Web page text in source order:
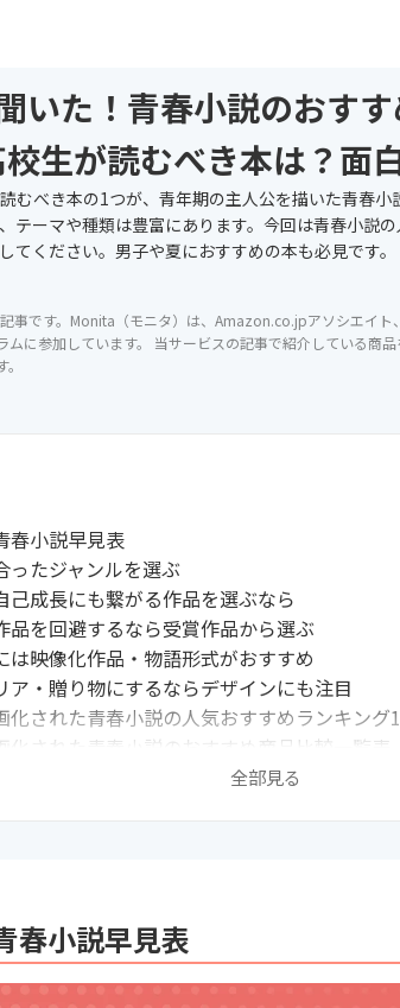
いた！青春小説のおす
生が読むべき本は？面白
むべき本の1つが、青年期の主人公を描いた青春
テーマや種類は豊富にあります。今回は青春小説
てください。男子や夏におすすめの本も必見です。
事です。Monita（モニタ）は、Amazon.co.jpアソシエイト
ムに参加しています。 当サービスの記事で紹介している商
春小説早見表
ったジャンルを選ぶ
己成長にも繋がる作品を選ぶなら
品を回避するなら受賞作品から選ぶ
は映像化作品・物語形式がおすすめ
ア・贈り物にするならデザインにも注目
化された青春小説の人気おすすめランキング
化された青春小説のおすすめ商品比較一覧表
小説の人気おすすめランキング4選
動できる青春小説のおすすめ商品比較一覧表
ンドラマ青春小説人気おすすめランキング14
ンドラマ青春小説のおすすめ商品比較一覧表
全部見る
春小説早見表